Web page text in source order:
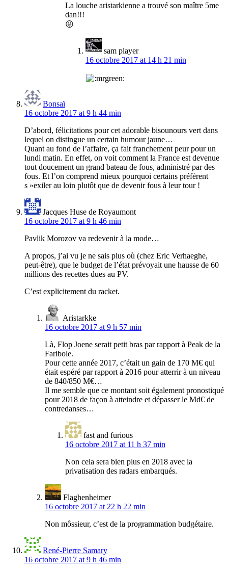
La louche aristarkienne a trouvé son maître 5me
dan!!!
😛
sam player
16 octobre 2017 at 14 h 21 min
Bonsaï
16 octobre 2017 at 9 h 44 min
D’abord, félicitations pour cet adorable bisounours vert dans
lequel on distingue un certain humour jaune…
Quant au fond de l’affaire, ça fait franchement peur pour un
lundi matin. En effet, on voit comment la France est devenue
tout doucement un grand bateau de fous, administré par des
fous. Et l’on comprend mieux pourquoi certains préfèrent
s »exiler au loin plutôt que de devenir fous à leur tour !
Jacques Huse de Royaumont
16 octobre 2017 at 9 h 46 min
Pavlik Morozov va redevenir à la mode…
A propos, j’ai vu je ne sais plus où (chez Eric Verhaeghe,
peut-être), que le budget de l’état prévoyait une hausse de 60
millions des recettes dues au PV.
C’est explicitement du racket.
Aristarkke
16 octobre 2017 at 9 h 57 min
Là, Flop Joene serait petit bras par rapport à Peak de la
Faribole.
Pour cette année 2017, c’était un gain de 170 M€ qui
était espéré par rapport à 2016 pour atterrir à un niveau
de 840/850 M€…
Il me semble que ce montant soit également pronostiqué
pour 2018 de façon à atteindre et dépasser le Md€ de
contredanses…
fast and furious
16 octobre 2017 at 11 h 37 min
Non cela sera bien plus en 2018 avec la
privatisation des radars embarqués.
Flaghenheimer
16 octobre 2017 at 22 h 22 min
Non môssieur, c’est de la programmation budgétaire.
René-Pierre Samary
16 octobre 2017 at 9 h 46 min